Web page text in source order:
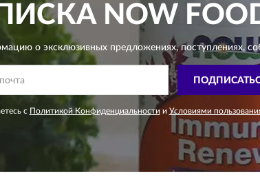
NOW
о эксклюзивных предложениях,поступлениях,
с Политикой Конфиденциальности и Условиями